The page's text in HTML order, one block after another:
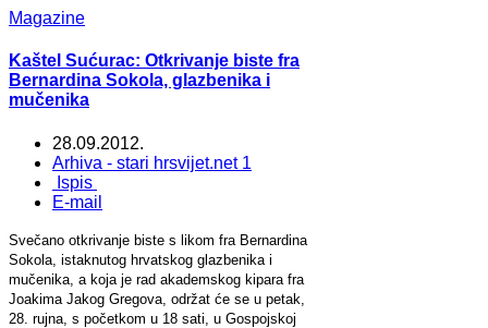
Magazine
Kaštel Sućurac: Otkrivanje biste fra
Bernardina Sokola, glazbenika i
mučenika
28.09.2012.
Arhiva - stari hrsvijet.net 1
Ispis
E-mail
Svečano otkrivanje biste s likom fra Bernardina
Sokola, istaknutog hrvatskog glazbenika i
mučenika, a koja je rad akademskog kipara fra
Joakima Jakog Gregova, održat će se u petak,
28. rujna, s početkom u 18 sati, u Gospojskoj